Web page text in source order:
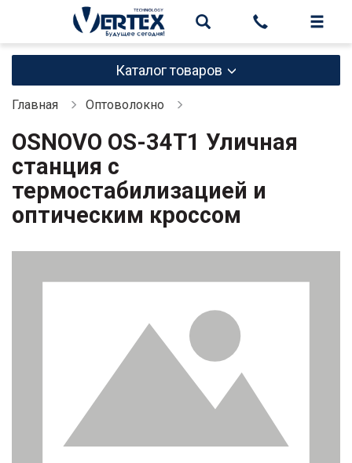
Каталог товаров
Главная Оптоволокно
OSNOVO OS-34T1 Уличная
станция с
термостабилизацией и
оптическим кроссом